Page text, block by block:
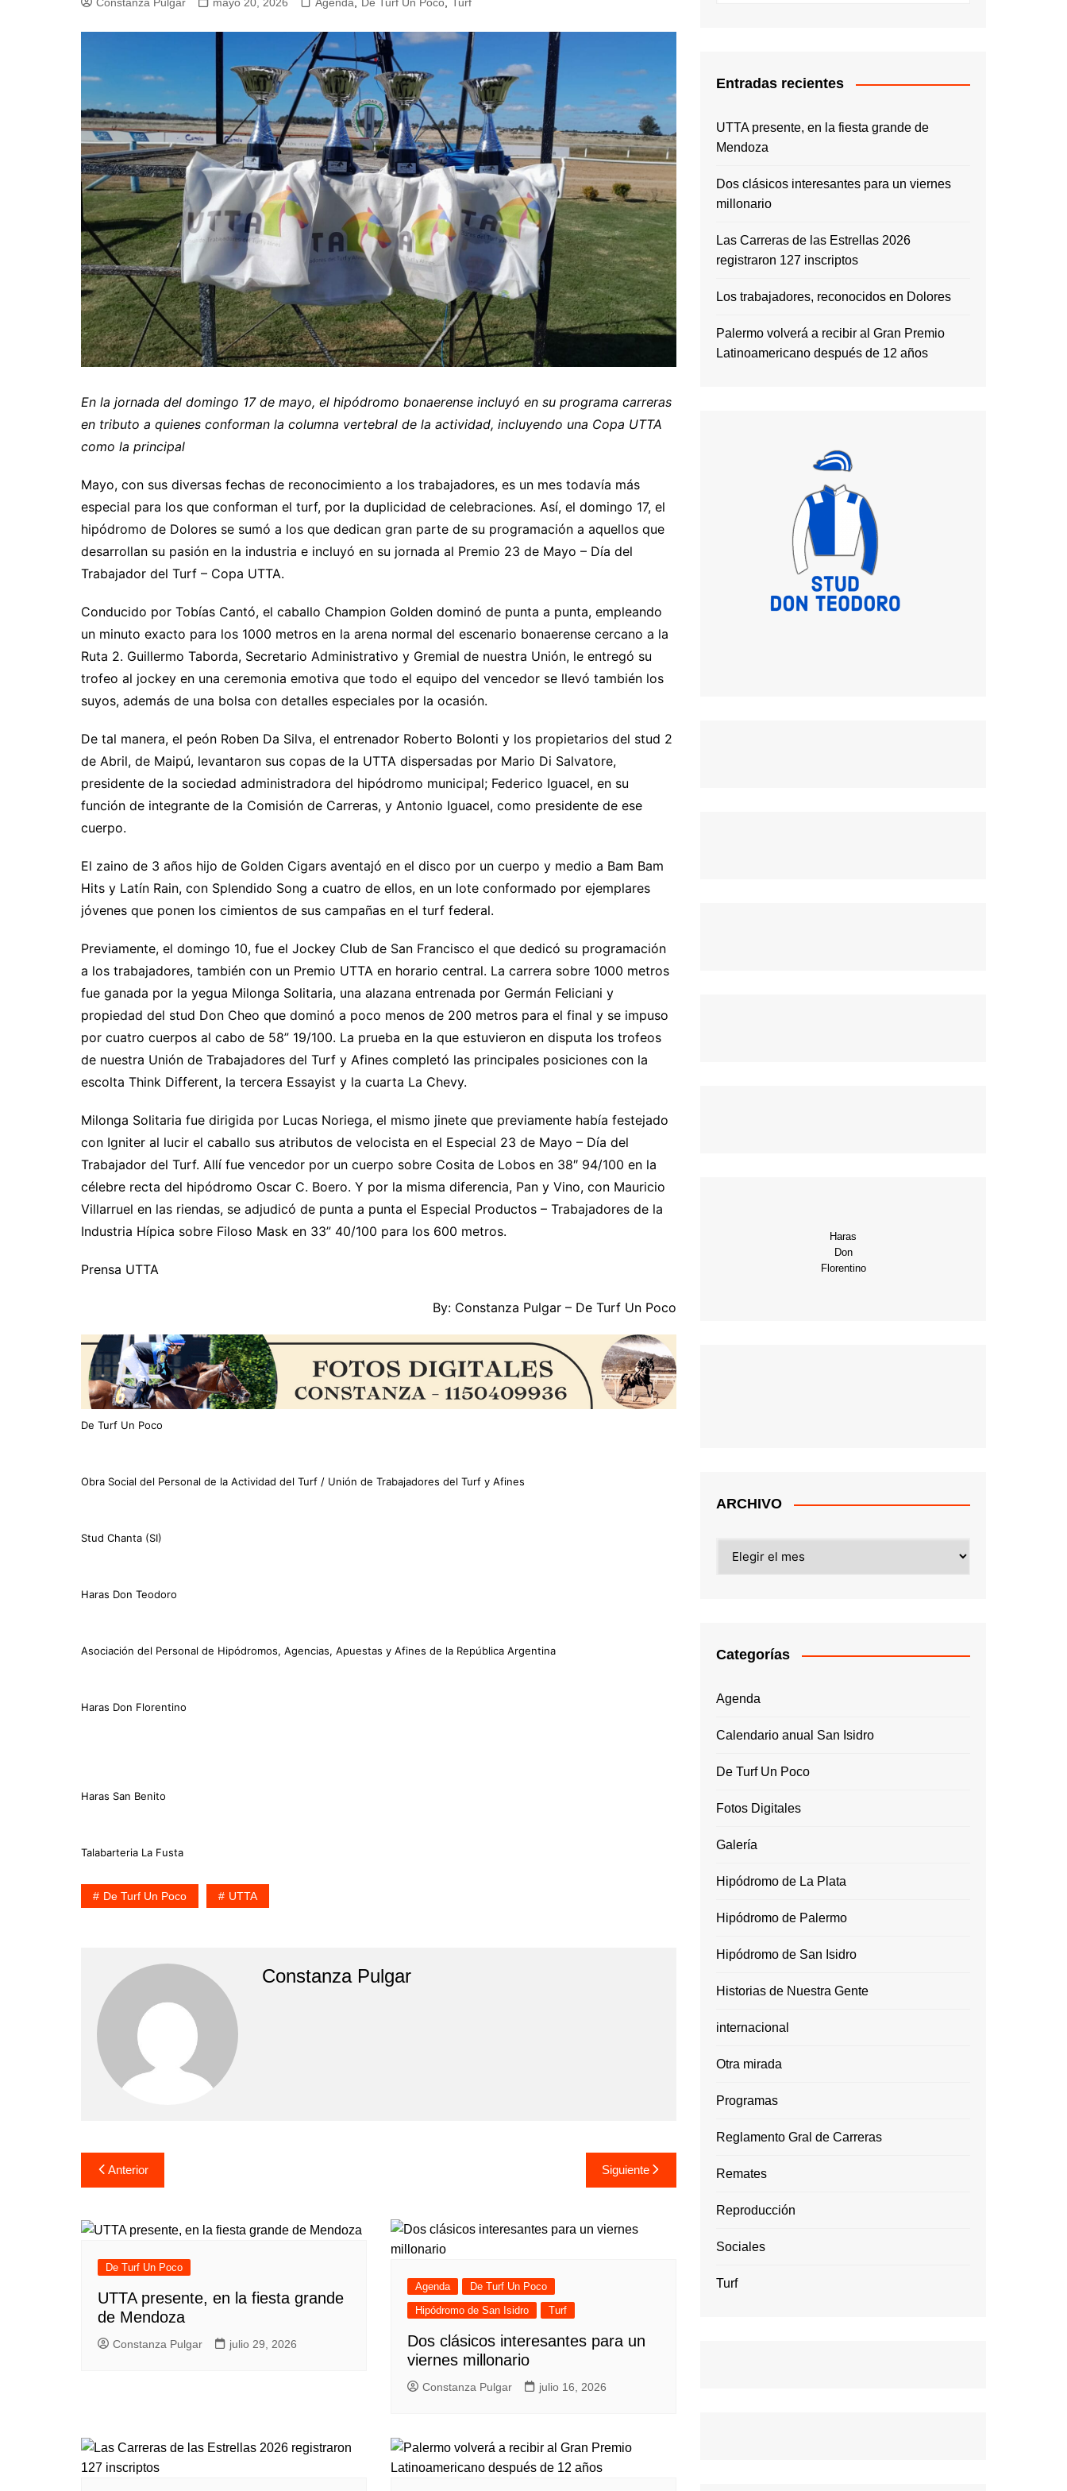
En la jornada del domingo 17 de mayo, el hipódromo bonaerense incluyó en su programa carreras
en tributo a quienes conforman la columna vertebral de la actividad, incluyendo una Copa UTTA
como la principal
Mayo, con sus diversas fechas de reconocimiento a los trabajadores, es un mes todavía más
especial para los que conforman el turf, por la duplicidad de celebraciones. Así, el domingo 17, el
hipódromo de Dolores se sumó a los que dedican gran parte de su programación a aquellos que
desarrollan su pasión en la industria e incluyó en su jornada al Premio 23 de Mayo – Día del
Trabajador del Turf – Copa UTTA.
Conducido por Tobías Cantó, el caballo Champion Golden dominó de punta a punta, empleando
un minuto exacto para los 1000 metros en la arena normal del escenario bonaerense cercano a la
Ruta 2. Guillermo Taborda, Secretario Administrativo y Gremial de nuestra Unión, le entregó su
trofeo al jockey en una ceremonia emotiva que todo el equipo del vencedor se llevó también los
suyos, además de una bolsa con detalles especiales por la ocasión.
De tal manera, el peón Roben Da Silva, el entrenador Roberto Bolonti y los propietarios del stud 2
de Abril, de Maipú, levantaron sus copas de la UTTA dispersadas por Mario Di Salvatore,
presidente de la sociedad administradora del hipódromo municipal; Federico Iguacel, en su
función de integrante de la Comisión de Carreras, y Antonio Iguacel, como presidente de ese
cuerpo.
El zaino de 3 años hijo de Golden Cigars aventajó en el disco por un cuerpo y medio a Bam Bam
Hits y Latín Rain, con Splendido Song a cuatro de ellos, en un lote conformado por ejemplares
jóvenes que ponen los cimientos de sus campañas en el turf federal.
Previamente, el domingo 10, fue el Jockey Club de San Francisco el que dedicó su programación
a los trabajadores, también con un Premio UTTA en horario central. La carrera sobre 1000 metros
fue ganada por la yegua Milonga Solitaria, una alazana entrenada por Germán Feliciani y
propiedad del stud Don Cheo que dominó a poco menos de 200 metros para el final y se impuso
por cuatro cuerpos al cabo de 58” 19/100. La prueba en la que estuvieron en disputa los trofeos
de nuestra Unión de Trabajadores del Turf y Afines completó las principales posiciones con la
escolta Think Different, la tercera Essayist y la cuarta La Chevy.
Milonga Solitaria fue dirigida por Lucas Noriega, el mismo jinete que previamente había festejado
con Igniter al lucir el caballo sus atributos de velocista en el Especial 23 de Mayo – Día del
Trabajador del Turf. Allí fue vencedor por un cuerpo sobre Cosita de Lobos en 38″ 94/100 en la
célebre recta del hipódromo Oscar C. Boero. Y por la misma diferencia, Pan y Vino, con Mauricio
Villarruel en las riendas, se adjudicó de punta a punta el Especial Productos – Trabajadores de la
Industria Hípica sobre Filoso Mask en 33” 40/100 para los 600 metros.
Prensa UTTA
By: Constanza Pulgar – De Turf Un Poco
De Turf Un Poco
Obra Social del Personal de la Actividad del Turf / Unión de Trabajadores del Turf y Afines
Stud Chanta (SI)
Haras Don Teodoro
Asociación del Personal de Hipódromos, Agencias, Apuestas y Afines de la República Argentina
Haras Don Florentino
Haras San Benito
Talabarteria La Fusta
De Turf Un Poco UTTA
Constanza Pulgar
Navegación
de
entradas
Anterior Siguiente
De Turf Un Poco
UTTA presente, en la fiesta grande
de Mendoza
Constanza Pulgar julio 29, 2026
Agenda
De Turf Un Poco
Hipódromo de San Isidro
Turf
Dos clásicos interesantes para un
viernes millonario
Constanza Pulgar julio 16, 2026
Entradas recientes
UTTA presente, en la fiesta grande de
Mendoza
Dos clásicos interesantes para un viernes
millonario
Las Carreras de las Estrellas 2026
registraron 127 inscriptos
Los trabajadores, reconocidos en Dolores
Palermo volverá a recibir al Gran Premio
Latinoamericano después de 12 años
Haras
Don
Florentino
ARCHIVO
Categorías
Agenda
Calendario anual San Isidro
De Turf Un Poco
Fotos Digitales
Galería
Hipódromo de La Plata
Hipódromo de Palermo
Hipódromo de San Isidro
Historias de Nuestra Gente
internacional
Otra mirada
Programas
Reglamento Gral de Carreras
Remates
Reproducción
Sociales
Turf